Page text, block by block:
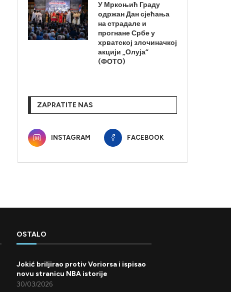
У Мркоњић Граду
одржан Дан сјећања
на страдале и
прогнане Србе у
хрватској злочиначкој
акцији „Олуја“
(ФОТО)
ZAPRATITE NAS
INSTAGRAM FACEBOOK
OSTALO
Jokić briljirao protiv Voriorsa i ispisao
novu stranicu NBA istorije
30/03/2026